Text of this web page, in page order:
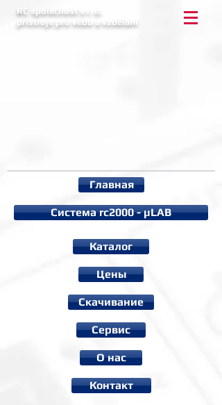
RC společnost s r. o.
přístroje pro vědu a vzdělání
Контакт
О нас
Сервис
Cкачивание
Цены
Каталог
Система rc2000 - µLAB
Главная